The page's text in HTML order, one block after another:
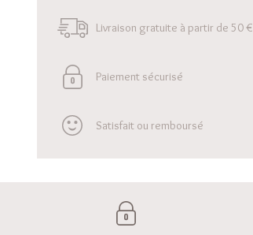
Livraison gratuite à partir de 50 €
Paiement sécurisé
Satisfait ou remboursé